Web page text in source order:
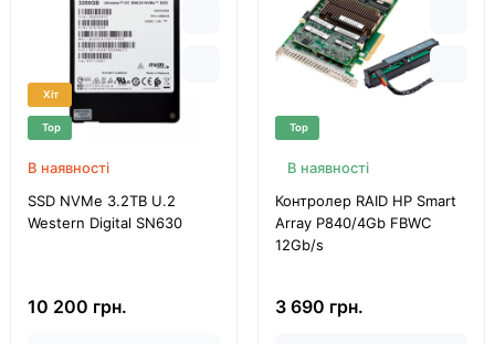
Хіт
Top
В наявності
SSD NVMe 3.2TB U.2
Western Digital SN630
10 200 грн.
Top
В наявності
Контролер RAID HP Smart
Array P840/4Gb FBWC
12Gb/s
3 690 грн.